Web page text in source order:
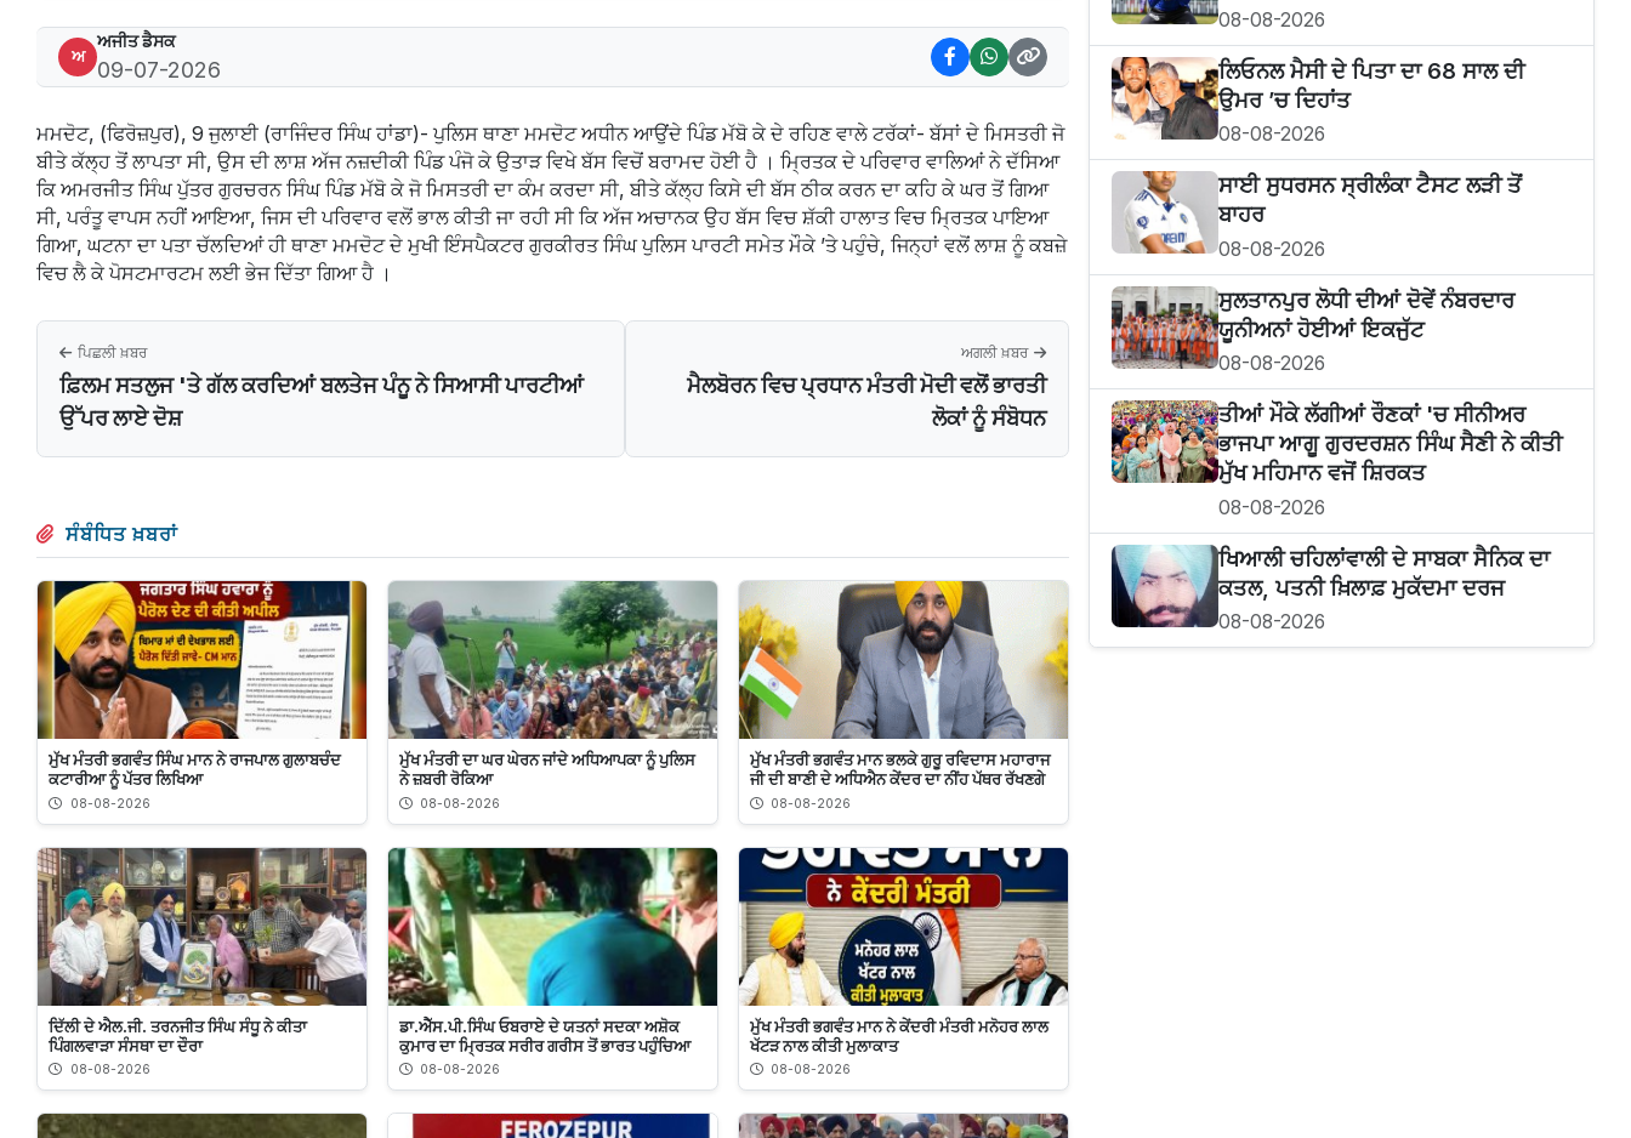
ਅ
ਅਜੀਤ ਡੈਸਕ
09-07-2026
ਮਮਦੋਟ, (ਫਿਰੋਜ਼ਪੁਰ), 9 ਜੁਲਾਈ (ਰਾਜਿੰਦਰ ਸਿੰਘ ਹਾਂਡਾ)- ਪੁਲਿਸ ਥਾਣਾ ਮਮਦੋਟ ਅਧੀਨ ਆਉਂਦੇ ਪਿੰਡ ਮੱਬੋ ਕੇ ਦੇ ਰਹਿਣ ਵਾਲੇ ਟਰੱਕਾਂ- ਬੱਸਾਂ ਦੇ ਮਿਸਤਰੀ ਜੋ
ਬੀਤੇ ਕੱਲ੍ਹ ਤੋਂ ਲਾਪਤਾ ਸੀ, ਉਸ ਦੀ ਲਾਸ਼ ਅੱਜ ਨਜ਼ਦੀਕੀ ਪਿੰਡ ਪੰਜੋ ਕੇ ਉਤਾੜ ਵਿਖੇ ਬੱਸ ਵਿਚੋਂ ਬਰਾਮਦ ਹੋਈ ਹੈ । ਮ੍ਰਿਤਕ ਦੇ ਪਰਿਵਾਰ ਵਾਲਿਆਂ ਨੇ ਦੱਸਿਆ
ਕਿ ਅਮਰਜੀਤ ਸਿੰਘ ਪੁੱਤਰ ਗੁਰਚਰਨ ਸਿੰਘ ਪਿੰਡ ਮੱਬੋ ਕੇ ਜੋ ਮਿਸਤਰੀ ਦਾ ਕੰਮ ਕਰਦਾ ਸੀ, ਬੀਤੇ ਕੱਲ੍ਹ ਕਿਸੇ ਦੀ ਬੱਸ ਠੀਕ ਕਰਨ ਦਾ ਕਹਿ ਕੇ ਘਰ ਤੋਂ ਗਿਆ
ਸੀ, ਪਰੰਤੂ ਵਾਪਸ ਨਹੀਂ ਆਇਆ, ਜਿਸ ਦੀ ਪਰਿਵਾਰ ਵਲੋਂ ਭਾਲ ਕੀਤੀ ਜਾ ਰਹੀ ਸੀ ਕਿ ਅੱਜ ਅਚਾਨਕ ਉਹ ਬੱਸ ਵਿਚ ਸ਼ੱਕੀ ਹਾਲਾਤ ਵਿਚ ਮ੍ਰਿਤਕ ਪਾਇਆ
ਗਿਆ, ਘਟਨਾ ਦਾ ਪਤਾ ਚੱਲਦਿਆਂ ਹੀ ਥਾਣਾ ਮਮਦੋਟ ਦੇ ਮੁਖੀ ਇੰਸਪੈਕਟਰ ਗੁਰਕੀਰਤ ਸਿੰਘ ਪੁਲਿਸ ਪਾਰਟੀ ਸਮੇਤ ਮੌਕੇ ’ਤੇ ਪਹੁੰਚੇ, ਜਿਨ੍ਹਾਂ ਵਲੋਂ ਲਾਸ਼ ਨੂੰ ਕਬਜ਼ੇ
ਵਿਚ ਲੈ ਕੇ ਪੋਸਟਮਾਰਟਮ ਲਈ ਭੇਜ ਦਿੱਤਾ ਗਿਆ ਹੈ ।
ਪਿਛਲੀ ਖ਼ਬਰ
ਫ਼ਿਲਮ ਸਤਲੁਜ 'ਤੇ ਗੱਲ ਕਰਦਿਆਂ ਬਲਤੇਜ ਪੰਨੂ ਨੇ ਸਿਆਸੀ ਪਾਰਟੀਆਂ
ਉੱਪਰ ਲਾਏ ਦੋਸ਼
ਅਗਲੀ ਖ਼ਬਰ
ਮੈਲਬੋਰਨ ਵਿਚ ਪ੍ਰਧਾਨ ਮੰਤਰੀ ਮੋਦੀ ਵਲੋਂ ਭਾਰਤੀ
ਲੋਕਾਂ ਨੂੰ ਸੰਬੋਧਨ
ਸੰਬੰਧਿਤ ਖ਼ਬਰਾਂ
ਮੁੱਖ ਮੰਤਰੀ ਭਗਵੰਤ ਸਿੰਘ ਮਾਨ ਨੇ ਰਾਜਪਾਲ ਗੁਲਾਬਚੰਦ
ਕਟਾਰੀਆ ਨੂੰ ਪੱਤਰ ਲਿਖਿਆ
08-08-2026
ਮੁੱਖ ਮੰਤਰੀ ਦਾ ਘਰ ਘੇਰਨ ਜਾਂਦੇ ਅਧਿਆਪਕਾ ਨੂੰ ਪੁਲਿਸ
ਨੇ ਜ਼ਬਰੀ ਰੋਕਿਆ
08-08-2026
ਮੁੱਖ ਮੰਤਰੀ ਭਗਵੰਤ ਮਾਨ ਭਲਕੇ ਗੁਰੂ ਰਵਿਦਾਸ ਮਹਾਰਾਜ
ਜੀ ਦੀ ਬਾਣੀ ਦੇ ਅਧਿਐਨ ਕੇਂਦਰ ਦਾ ਨੀਂਹ ਪੱਥਰ ਰੱਖਣਗੇ
08-08-2026
ਦਿੱਲੀ ਦੇ ਐਲ.ਜੀ. ਤਰਨਜੀਤ ਸਿੰਘ ਸੰਧੂ ਨੇ ਕੀਤਾ
ਪਿੰਗਲਵਾੜਾ ਸੰਸਥਾ ਦਾ ਦੌਰਾ
08-08-2026
ਡਾ.ਐੱਸ.ਪੀ.ਸਿੰਘ ਓਬਰਾਏ ਦੇ ਯਤਨਾਂ ਸਦਕਾ ਅਸ਼ੋਕ
ਕੁਮਾਰ ਦਾ ਮ੍ਰਿਤਕ ਸਰੀਰ ਗਰੀਸ ਤੋਂ ਭਾਰਤ ਪਹੁੰਚਿਆ
08-08-2026
ਮੁੱਖ ਮੰਤਰੀ ਭਗਵੰਤ ਮਾਨ ਨੇ ਕੇਂਦਰੀ ਮੰਤਰੀ ਮਨੋਹਰ ਲਾਲ
ਖੱਟੜ ਨਾਲ ਕੀਤੀ ਮੁਲਾਕਾਤ
08-08-2026
08-08-2026
ਲਿਓਨਲ ਮੈਸੀ ਦੇ ਪਿਤਾ ਦਾ 68 ਸਾਲ ਦੀ
ਉਮਰ ’ਚ ਦਿਹਾਂਤ
08-08-2026
ਸਾਈ ਸੁਧਰਸਨ ਸ੍ਰੀਲੰਕਾ ਟੈਸਟ ਲੜੀ ਤੋਂ
ਬਾਹਰ
08-08-2026
ਸੁਲਤਾਨਪੁਰ ਲੋਧੀ ਦੀਆਂ ਦੋਵੇਂ ਨੰਬਰਦਾਰ
ਯੂਨੀਅਨਾਂ ਹੋਈਆਂ ਇਕਜੁੱਟ
08-08-2026
ਤੀਆਂ ਮੌਕੇ ਲੱਗੀਆਂ ਰੌਣਕਾਂ 'ਚ ਸੀਨੀਅਰ
ਭਾਜਪਾ ਆਗੂ ਗੁਰਦਰਸ਼ਨ ਸਿੰਘ ਸੈਣੀ ਨੇ ਕੀਤੀ
ਮੁੱਖ ਮਹਿਮਾਨ ਵਜੋਂ ਸ਼ਿਰਕਤ
08-08-2026
ਖਿਆਲੀ ਚਹਿਲਾਂਵਾਲੀ ਦੇ ਸਾਬਕਾ ਸੈਨਿਕ ਦਾ
ਕਤਲ, ਪਤਨੀ ਖ਼ਿਲਾਫ਼ ਮੁਕੱਦਮਾ ਦਰਜ
08-08-2026